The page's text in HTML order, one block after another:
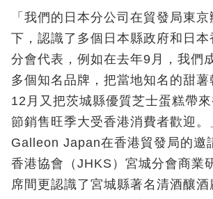
「我們的日本分公司在貿發局東
下，認識了多個日本縣政府和日
分會代表，例如在去年9月，我們
多個知名品牌，把當地知名的甜薯
12月又把茨城縣優質芝士蛋糕帶
節銷售旺季大受香港消費者歡迎。
Galleon Japan在香港貿發局的邀
香港協會（JHKS）宮城分會商業
席間更認識了宮城縣著名清酒釀酒